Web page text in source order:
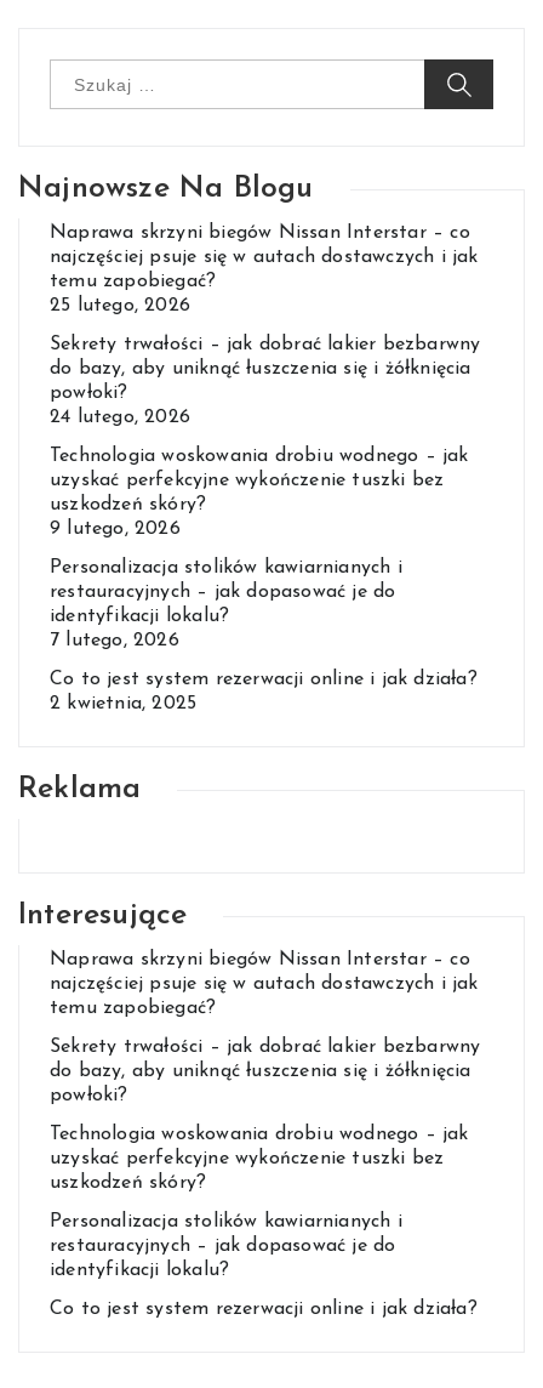
Najnowsze Na Blogu
Naprawa skrzyni biegów Nissan Interstar – co
najczęściej psuje się w autach dostawczych i jak
temu zapobiegać?
25 lutego, 2026
Sekrety trwałości – jak dobrać lakier bezbarwny
do bazy, aby uniknąć łuszczenia się i żółknięcia
powłoki?
24 lutego, 2026
Technologia woskowania drobiu wodnego – jak
uzyskać perfekcyjne wykończenie tuszki bez
uszkodzeń skóry?
9 lutego, 2026
Personalizacja stolików kawiarnianych i
restauracyjnych – jak dopasować je do
identyfikacji lokalu?
7 lutego, 2026
Co to jest system rezerwacji online i jak działa?
2 kwietnia, 2025
Reklama
Interesujące
Naprawa skrzyni biegów Nissan Interstar – co
najczęściej psuje się w autach dostawczych i jak
temu zapobiegać?
Sekrety trwałości – jak dobrać lakier bezbarwny
do bazy, aby uniknąć łuszczenia się i żółknięcia
powłoki?
Technologia woskowania drobiu wodnego – jak
uzyskać perfekcyjne wykończenie tuszki bez
uszkodzeń skóry?
Personalizacja stolików kawiarnianych i
restauracyjnych – jak dopasować je do
identyfikacji lokalu?
Co to jest system rezerwacji online i jak działa?